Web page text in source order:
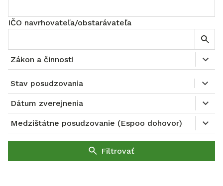
IČO navrhovateľa/obstarávateľa
Zákon a činnosti
Stav posudzovania
Dátum zverejnenia
Medzištátne posudzovanie (Espoo dohovor)
Filtrovať